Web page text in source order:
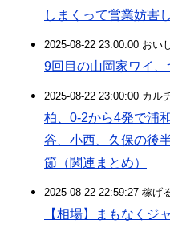
しまくって営業妨害
2025-08-22 23:00:00 おい
9回目の山岡家ワイ
2025-08-22 23:00:00 カル
柏、0-2から4発で浦
谷、小西、久保の後
節（関連まとめ）
2025-08-22 22:59:27 稼げ
【相場】まもなくジ